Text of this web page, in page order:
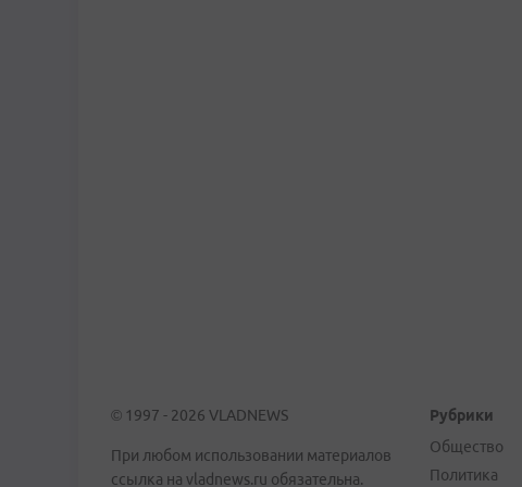
© 1997 - 2026 VLADNEWS
При любом использовании материалов
ссылка на vladnews.ru обязательна.
Рубрики
Общество
Политика